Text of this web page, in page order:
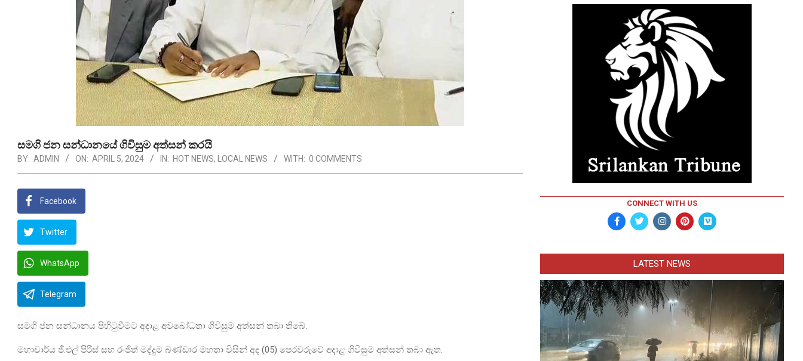
සමගි ජන සන්ධානයේ ගිවිසුම අත්සන් කරයි
BY: ADMIN ON: APRIL 5, 2024 IN: HOT NEWS, LOCAL NEWS WITH: 0 COMMENTS
Facebook
Twitter
WhatsApp
Telegram
සමගි ජන සන්ධානය පිහිටුවීමට අදාළ අවබෝධතා ගිවිසුම අත්සන් තබා තිබේ.
මහාචාර්ය ජී.එල් පිරිස් සහ රංජිත් මද්දුම බණ්ඩාර මහතා විසින් අද (05) පෙරවරුවේ අදාළ ගිවිසුම අත්සන් තබා ඇත.
CONNECT WITH US
LATEST NEWS